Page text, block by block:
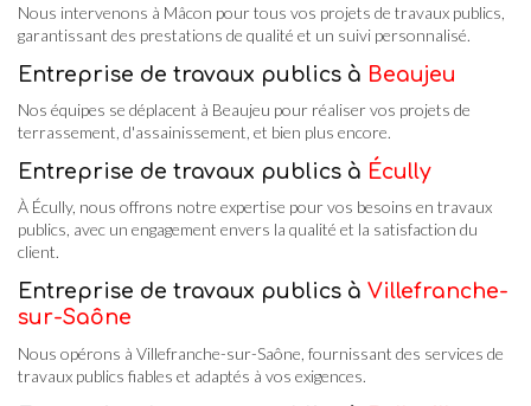
Nous intervenons à Mâcon pour tous vos projets de travaux publics,
garantissant des prestations de qualité et un suivi personnalisé.
Entreprise de travaux publics à Beaujeu
Nos équipes se déplacent à Beaujeu pour réaliser vos projets de
terrassement, d'assainissement, et bien plus encore.
Entreprise de travaux publics à Écully
À Écully, nous offrons notre expertise pour vos besoins en travaux
publics, avec un engagement envers la qualité et la satisfaction du
client.
Entreprise de travaux publics à Villefranche-
sur-Saône
Nous opérons à Villefranche-sur-Saône, fournissant des services de
travaux publics fiables et adaptés à vos exigences.